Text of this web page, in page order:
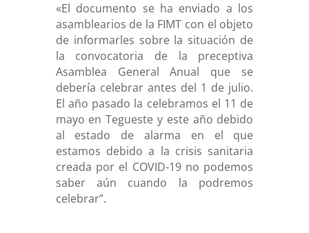
«El documento se ha enviado a los
asamblearios de la FIMT con el objeto
de informarles sobre la situación de
la convocatoria de la preceptiva
Asamblea General Anual que se
debería celebrar antes del 1 de julio.
El año pasado la celebramos el 11 de
mayo en Tegueste y este año debido
al estado de alarma en el que
estamos debido a la crisis sanitaria
creada por el COVID-19 no podemos
saber aún cuando la podremos
celebrar”.